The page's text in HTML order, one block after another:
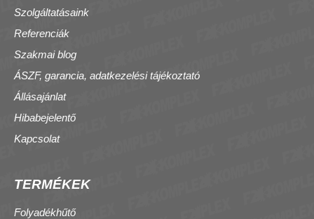
Szolgáltatásaink
Referenciák
Szakmai blog
ÁSZF, garancia, adatkezelési tájékoztató
Állásajánlat
Hibabejelentő
Kapcsolat
TERMÉKEK
Folyadékhűtő